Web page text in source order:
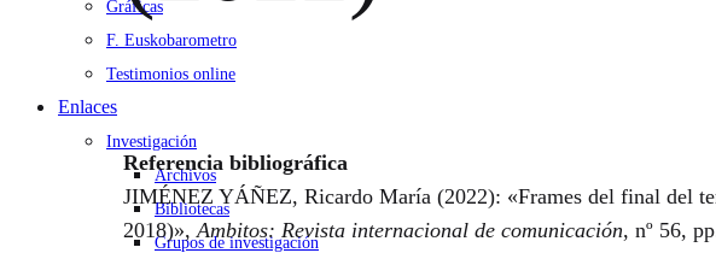
Gráficas
F. Euskobarometro
Testimonios online
Enlaces
Investigación
Archivos
Bibliotecas
Grupos de investigación
Referencia bibliográfica
JIMÉNEZ YÁÑEZ, Ricardo María (2022): «Frames del final del
2018)»,Ambitos: Revista internacional de comunicación, nº 56,